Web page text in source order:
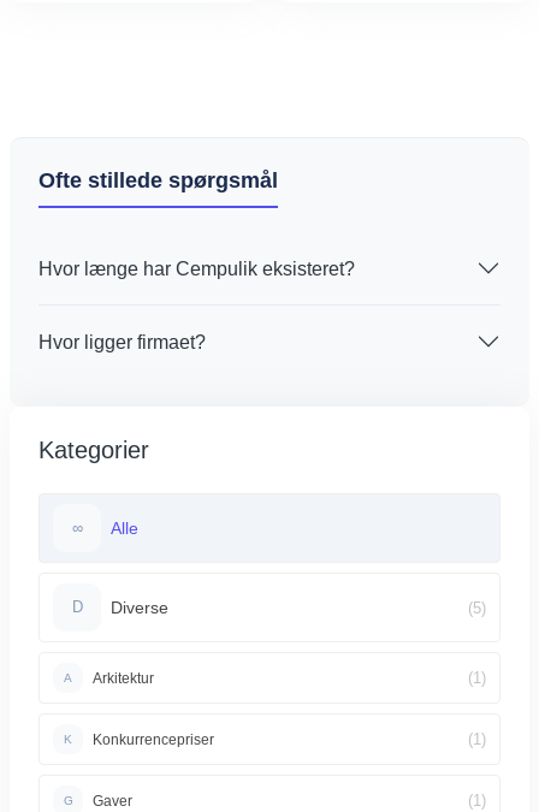
Ofte stillede spørgsmål
Hvor længe har Cempulik eksisteret?
Hvor ligger firmaet?
Kategorier
∞ Alle
D Diverse (5)
A Arkitektur (1)
K Konkurrencepriser (1)
G Gaver (1)